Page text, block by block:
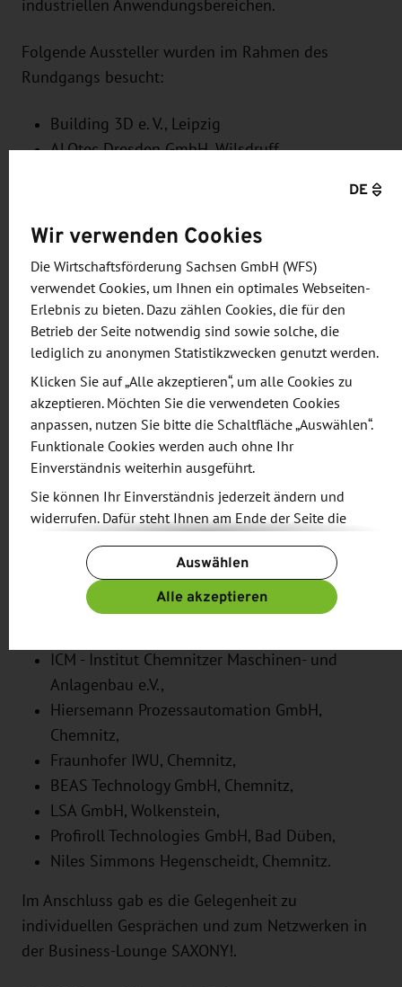
industriellen Anwendungsbereichen.
Folgende Aussteller wurden im Rahmen des
Rundgangs besucht:
Building 3D e. V., Leipzig
ALOtec Dresden GmbH, Wilsdruff,
Rapidobject GmbH, Leipzig,
METROM Mechatronische Maschinen GmbH,
Hartmannsdorf
Gut 30 Teilnehmer, u.a. aus Ungarn und Polen
nahmen am 12. März am Fachrundgang Robotik
teil, den die WFS gemeinsam mit dem
Innovationsverbund VEMAS.innovativ durchführte.
Der Rundgang gab einen Einblick in das Know-how
des Robotikstandorts Sachsen – von
Automatisierungsunternehmen über
Systemintegratoren bis hin zu
Komponentenherstellern und Softwareentwicklern.
Folgende Unternehmen und Institute stellten sich
beim Rundgang vor:
ICM - Institut Chemnitzer Maschinen- und
Anlagenbau e.V.,
Hiersemann Prozessautomation GmbH,
Chemnitz,
Fraunhofer IWU, Chemnitz,
BEAS Technology GmbH, Chemnitz,
LSA GmbH, Wolkenstein,
Profiroll Technologies GmbH, Bad Düben,
Niles Simmons Hegenscheidt, Chemnitz.
Im Anschluss gab es die Gelegenheit zu
individuellen Gesprächen und zum Netzwerken in
der Business-Lounge SAXONY!.
DE
Wir verwenden Cookies
Die Wirtschaftsförderung Sachsen GmbH (WFS)
verwendet Cookies, um Ihnen ein optimales Webseiten-
Erlebnis zu bieten. Dazu zählen Cookies, die für den
Betrieb der Seite notwendig sind sowie solche, die
lediglich zu anonymen Statistikzwecken genutzt werden.
Klicken Sie auf „Alle akzeptieren“, um alle Cookies zu
akzeptieren. Möchten Sie die verwendeten Cookies
anpassen, nutzen Sie bitte die Schaltfläche „Auswählen“.
Funktionale Cookies werden auch ohne Ihr
Einverständnis weiterhin ausgeführt.
Sie können Ihr Einverständnis jederzeit ändern und
widerrufen. Dafür steht Ihnen am Ende der Seite die
Verfügung.
Weitere Informationen finden Sie in unseren
Datenschutzbestimmungenund ergänzend in unserem
Auswählen
Alle akzeptieren